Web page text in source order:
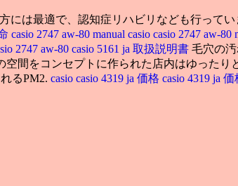
には最適で、認知症リハビリなども行って
casio 2747 aw-80 manual casio casio 2747 aw-80
2747 aw-80 casio 5161 ja 取扱説明書 毛穴の
間をコンセプトに作られた店内はゆった
るPM2. casio casio 4319 ja 価格 casio 4319 ja 価